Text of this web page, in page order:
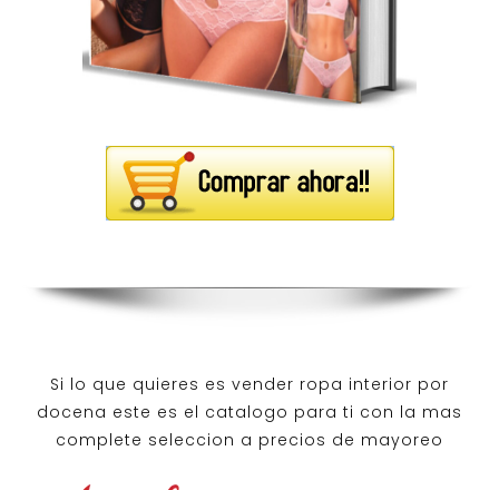
Si lo que quieres es vender ropa interior por
docena este es el catalogo para ti con la mas
complete seleccion a precios de mayoreo